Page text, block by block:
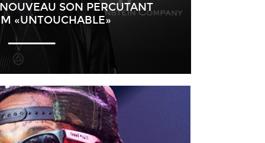
SON PERCUTANT
«UNTOUCHABLE»